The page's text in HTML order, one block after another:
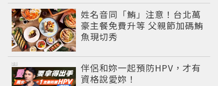
姓名音同「鮪」注意！台北萬
豪主餐免費升等 父親節加碼鮪
魚現切秀
伴侶和妳一起預防HPV，才有
資格說愛妳！
PR